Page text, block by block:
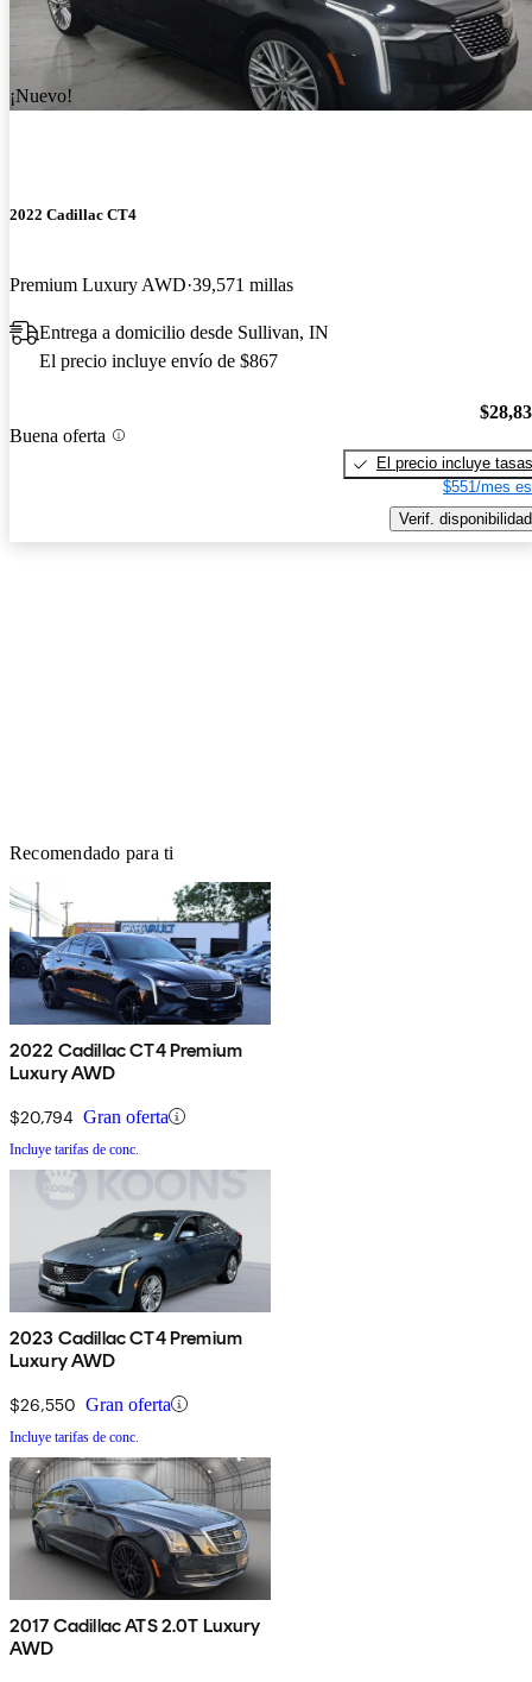
¡Nuevo!
2022 Cadillac CT4
Premium Luxury AWD 39,571 millas
Entrega a domicilio desde Sullivan, IN
El precio incluye envío de $867
Buena oferta
El precio incluye tasas
$551/mes
Verif. disponibilidad
Recomendado para ti
2022 Cadillac CT4 Premium
Luxury AWD
$20,794 Gran oferta
Incluye tarifas de conc.
2023 Cadillac CT4 Premium
Luxury AWD
$26,550 Gran oferta
Incluye tarifas de conc.
2017 Cadillac ATS 2.0T Luxury
AWD